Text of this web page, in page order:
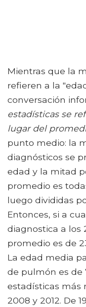
Mientras que la
refieren a la
conversación
estadísticas se
lugar del
punto medio: la
diagnósticos se
edad y la mitad
promedio es
luego divididas
Entonces, si a
diagnostica a los
promedio es de
La edad media
de pulmón es de
estadísticas más
2008 y 2012. De